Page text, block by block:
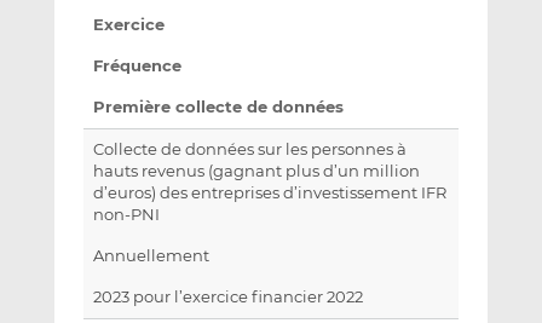
Exercice
Fréquence
Première collecte de données
Collecte de données sur les personnes à
hauts revenus (gagnant plus d’un million
d’euros) des entreprises d’investissement IFR
non-PNI
Annuellement
2023 pour l’exercice financier 2022